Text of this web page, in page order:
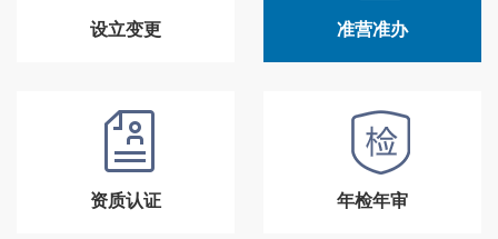
设立变更 准营准办
资质认证 年检年审